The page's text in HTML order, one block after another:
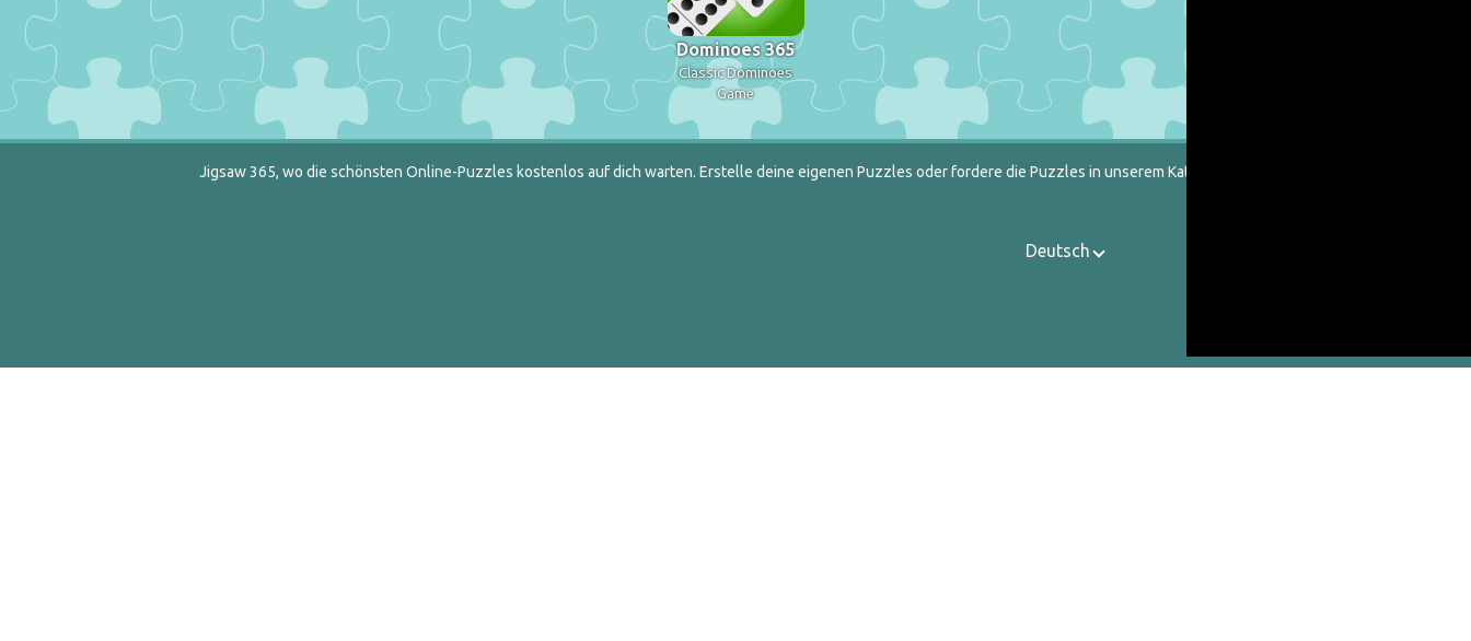
Dominoes 365
Classic Dominoes
Game
Jigsaw 365, wo die schönsten Online-Puzzles kostenlos auf dich warten. Erstelle deine eigenen Puzzles oder fordere die Puzzles in unserem Katalog heraus.
Deutsch